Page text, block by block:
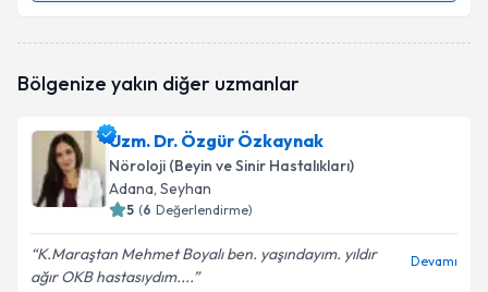
oluşturun. Size bu uzmandan randevu almanız için bir
E-posta Adresiniz
Kişisel verilerimin işlenmesine ilişkinAydınlatma
Metni'ni okudum ve kişisel verilerimin belirtilen
Bölgenize yakın diğer uzmanlar
Uzm. Dr. Özgür Özkaynak
Nöroloji (Beyin ve Sinir Hastalıkları)
Adana, Seyhan
5 (6 Değerlendirme)
K.Maraştan Mehmet Boyalı ben. yaşındayım. yıldır
ağır OKB hastasıydım....
Devamı